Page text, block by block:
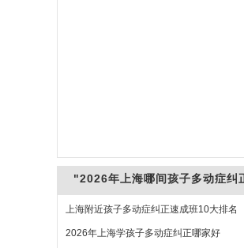
"2026年上海哪间孩子多动症纠
上海附近孩子多动症纠正速成班10大排名
2026年上海学孩子多动症纠正哪家好